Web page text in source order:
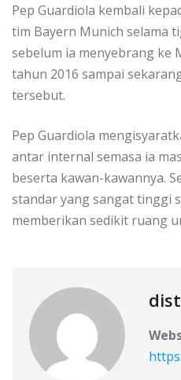
Pep Guardiola kembali
tim Bayern Munich selama
sebelum ia menyebrang ke
tahun 2016 sampai
tersebut.
Pep Guardiola
antar internal semasa ia
beserta kawan-kawannya.
standar yang sangat tinggi
memberikan sedikit ruang